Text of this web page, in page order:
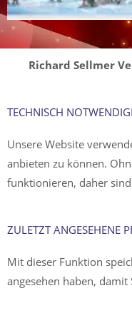
Richard Sellmer
TECHNISCH
Unsere Website
anbieten zu können.
funktionieren, daher
ZULETZT ANGESEHENE
Mit dieser Funktion
angesehen haben,